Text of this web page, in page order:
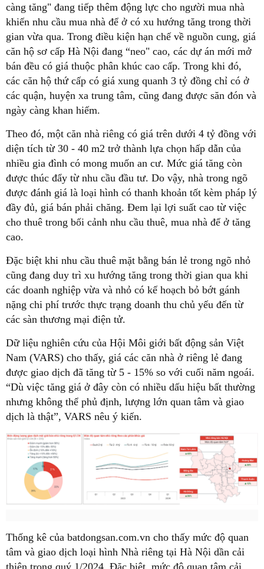
càng tăng" đang tiếp thêm động lực cho người mua nhà
khiến nhu cầu mua nhà để ở có xu hướng tăng trong thời
gian vừa qua. Trong điều kiện hạn chế về nguồn cung, giá
căn hộ sơ cấp Hà Nội đang “neo" cao, các dự án mới mở
bán đều có giá thuộc phân khúc cao cấp. Trong khi đó,
các căn hộ thứ cấp có giá xung quanh 3 tỷ đồng chỉ có ở
các quận, huyện xa trung tâm, cũng đang được săn đón và
ngày càng khan hiếm.
Theo đó, một căn nhà riêng có giá trên dưới 4 tỷ đồng với
diện tích từ 30 - 40 m2 trở thành lựa chọn hấp dẫn của
nhiều gia đình có mong muốn an cư. Mức giá tăng còn
được thúc đẩy từ nhu cầu đầu tư. Do vậy, nhà trong ngõ
được đánh giá là loại hình có thanh khoản tốt kèm pháp lý
đầy đủ, giá bán phải chăng. Đem lại lợi suất cao từ việc
cho thuê trong bối cảnh nhu cầu thuê, mua nhà để ở tăng
cao.
Đặc biệt khi nhu cầu thuê mặt bằng bán lẻ trong ngõ nhỏ
cũng đang duy trì xu hướng tăng trong thời gian qua khi
các doanh nghiệp vừa và nhỏ có kế hoạch bỏ bớt gánh
nặng chi phí trước thực trạng doanh thu chủ yếu đến từ
các sàn thương mại điện tử.
Dữ liệu nghiên cứu của Hội Môi giới bất động sản Việt
Nam (VARS) cho thấy, giá các căn nhà ở riêng lẻ đang
được giao dịch đã tăng từ 5 - 15% so với cuối năm ngoái.
“Dù việc tăng giá ở đây còn có nhiều dấu hiệu bất thường
nhưng không thể phủ định, lượng lớn quan tâm và giao
dịch là thật”, VARS nêu ý kiến.
Thống kê của batdongsan.com.vn cho thấy mức độ quan
tâm và giao dịch loại hình Nhà riêng tại Hà Nội dần cải